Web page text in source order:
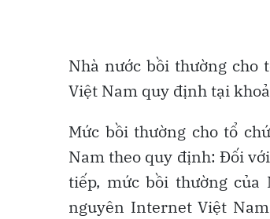
Nhà nước bồi thường cho
Việt Nam quy định tại
Mức bồi thường cho tổ
Nam theo quy định: Đối
tiếp, mức bồi thường
nguyên Internet Việt